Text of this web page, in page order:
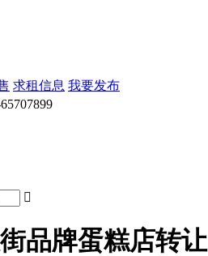
求租信息 我要发布

品牌蛋糕店转让